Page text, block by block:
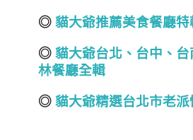
◎ 貓大爺推薦美食餐廳特
◎ 貓大爺台北 、 台中 、 台
林餐廳全輯
◎ 貓大爺精選台北市老